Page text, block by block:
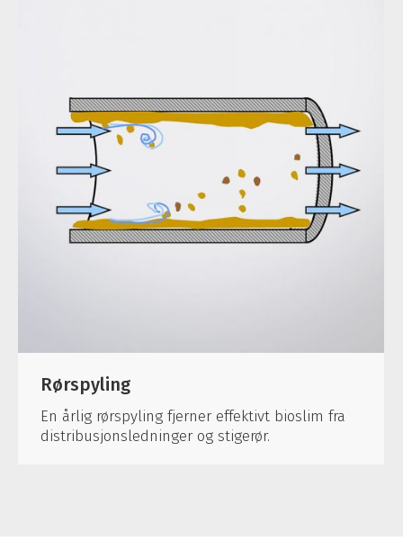
Rørspyling
En årlig rørspyling fjerner effektivt bioslim fra
distribusjonsledninger og stigerør.